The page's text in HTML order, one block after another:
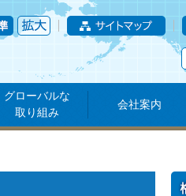
グローバルな
取り組み
会社案内